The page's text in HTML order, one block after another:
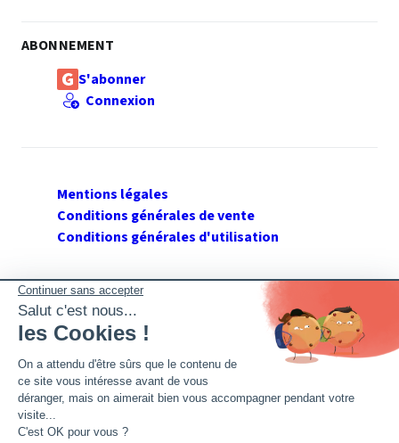
ABONNEMENT
S'abonner
Connexion
Mentions légales
Conditions générales de vente
Conditions générales d'utilisation
SUIVEZ GERANT DE SARL
Twitter
Facebook